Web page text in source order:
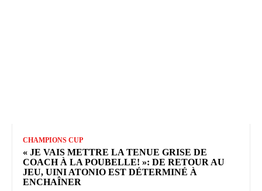
CHAMPIONS CUP
« JE VAIS METTRE LA TENUE GRISE DE
COACH À LA POUBELLE! »: DE RETOUR AU
JEU, UINI ATONIO EST DÉTERMINÉ À
ENCHAÎNER